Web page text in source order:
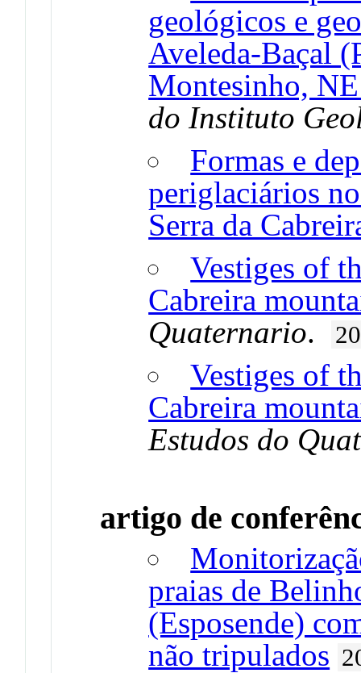
geológicos e
Aveleda-Baçal
Montesinho,
do Instituto
Formas e
periglaciários
Serra da
Vestiges of
Cabreira
Quaternario.
Vestiges of
Cabreira
Estudos do
artigo de
praias de
(Esposende)
não tripulados